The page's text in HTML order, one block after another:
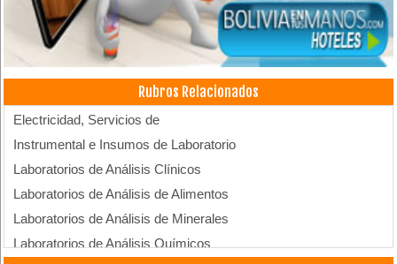
Rubros Relacionados
Electricidad, Servicios de
Instrumental e Insumos de Laboratorio
Laboratorios de Análisis Clínicos
Laboratorios de Análisis de Alimentos
Laboratorios de Análisis de Minerales
Laboratorios de Análisis Químicos